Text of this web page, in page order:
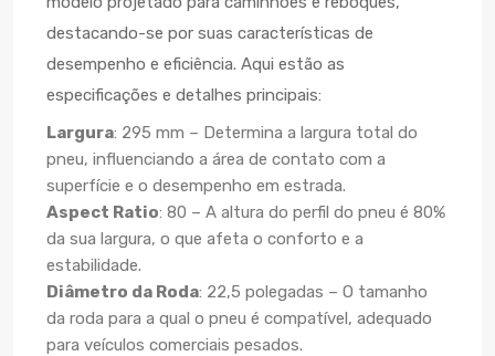
destacando-se por suas características de
desempenho e eficiência. Aqui estão as
especificações e detalhes principais:
Largura: 295 mm – Determina a largura total do
pneu, influenciando a área de contato com a
superfície e o desempenho em estrada.
Aspect Ratio: 80 – A altura do perfil do pneu é 80%
da sua largura, o que afeta o conforto e a
estabilidade.
Diâmetro da Roda: 22,5 polegadas – O tamanho
da roda para a qual o pneu é compatível, adequado
para veículos comerciais pesados.